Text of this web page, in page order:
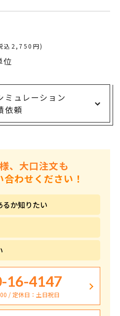
込2,750円)
位
ミュレーション
依頼
、大口注文も
わせください！
るか知りたい
16-4147
/ 定休日：土日祝日